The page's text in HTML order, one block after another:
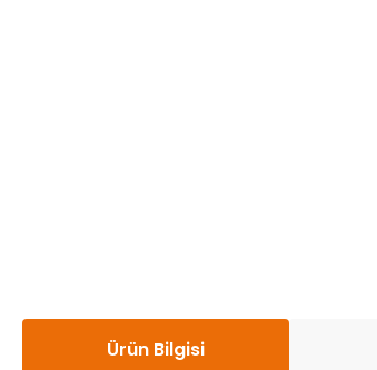
Ürün Bilgisi